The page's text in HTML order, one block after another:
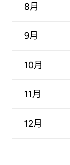
8月
9月
10月
11月
12月